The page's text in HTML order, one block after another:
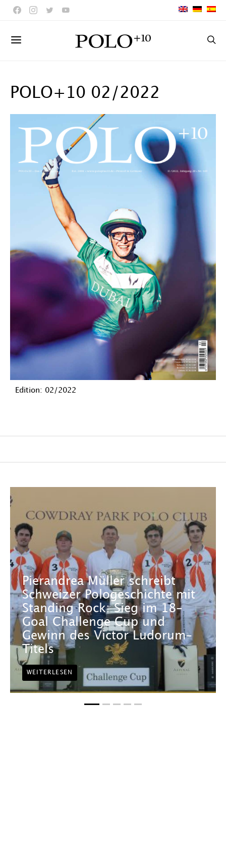
POLO+10 02/2022
Edition: 02/2022
Pierandrea Müller schreibt
Schweizer Pologeschichte mit
Standing Rock: Sieg im 18-
Goal Challenge Cup und
Gewinn des Victor Ludorum-
Titels
WEITERLESEN